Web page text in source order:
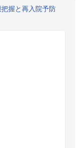
握と再入院予防